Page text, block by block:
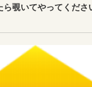
ら覗いてやってくだ